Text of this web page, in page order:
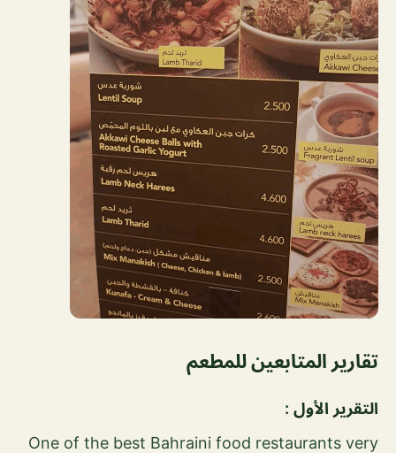
تقارير المتابعين للمطعم
التقرير الأول :
One of the best Bahraini food restaurants very